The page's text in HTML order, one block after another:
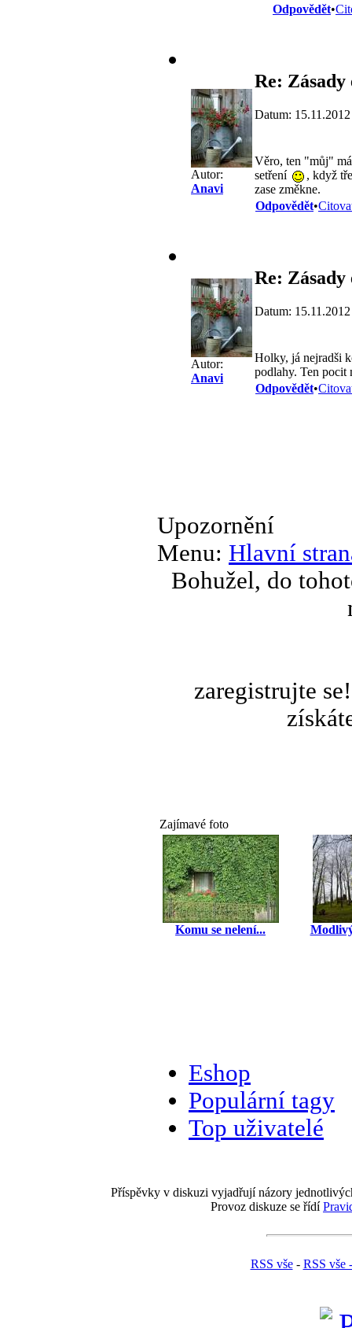
Odpovědět•
Autor:
Anavi
Re:
Datum:
Věro, ten "můj"
setření
, když
zase změkne.
Odpovědět•
Autor:
Anavi
Re:
Datum:
Holky, já nejradši
podlahy. Ten pocit
Odpovědět•
Upozornění
Menu: Hlavní
Bohužel, do
zaregistrujte
Zajímavé foto
Komu se nelení...
Eshop
Populární tagy
Top uživatelé
Příspěvky v diskuzi vyjadřují názory
Provoz diskuze se řídí
RSS vše- RSS vše